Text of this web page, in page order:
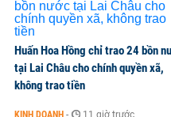
lại TTCK, ai đã mua vào?
Huấn Hoa Hồng chỉ trao 24 bồn
tại Lai Châu cho chính quyền xã,
không trao tiền
KINH DOANH - 11 giờ trước